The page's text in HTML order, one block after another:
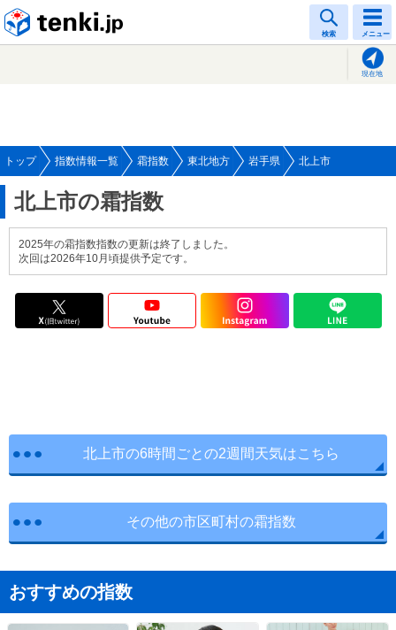
検索 メニュー
現在地
トップ 指数情報一覧 霜指数 東北地方 岩手県 北上市
北上市の霜指数
2025年の霜指数指数の更新は終了しました。
次回は2026年10月頃提供予定です。
北上市の6時間ごとの2週間天気はこちら
その他の市区町村の霜指数
おすすめの指数